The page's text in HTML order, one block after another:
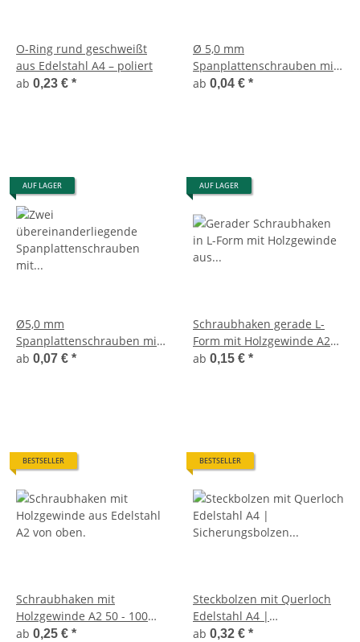
O-Ring rund geschweißt
aus Edelstahl A4 – poliert
ab 0,23 € *
Ø 5,0 mm
Spanplattenschrauben mit
Rundkopf (Vollgewinde) aus
ab 0,04 € *
AUF LAGER
Ø5,0 mm
Spanplattenschrauben mit
Senkkopf (Teilgewinde) aus
ab 0,07 € *
AUF LAGER
Schraubhaken gerade L-
Form mit Holzgewinde A2
30 - 60 mm
ab 0,15 € *
BESTSELLER
Schraubhaken mit
Holzgewinde A2 50 - 100
mm
ab 0,25 € *
BESTSELLER
Steckbolzen mit Querloch
Edelstahl A4 |
Sicherungsbolzen mit
ab 0,32 € *